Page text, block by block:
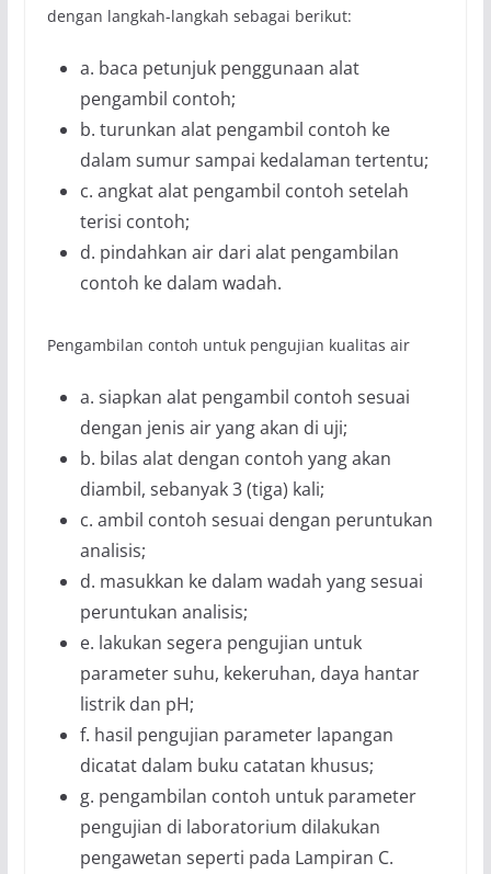
dengan langkah-langkah sebagai berikut:
a. baca petunjuk penggunaan alat
pengambil contoh;
b. turunkan alat pengambil contoh ke
dalam sumur sampai kedalaman tertentu;
c. angkat alat pengambil contoh setelah
terisi contoh;
d. pindahkan air dari alat pengambilan
contoh ke dalam wadah.
Pengambilan contoh untuk pengujian kualitas air
a. siapkan alat pengambil contoh sesuai
dengan jenis air yang akan di uji;
b. bilas alat dengan contoh yang akan
diambil, sebanyak 3 (tiga) kali;
c. ambil contoh sesuai dengan peruntukan
analisis;
d. masukkan ke dalam wadah yang sesuai
peruntukan analisis;
e. lakukan segera pengujian untuk
parameter suhu, kekeruhan, daya hantar
listrik dan pH;
f. hasil pengujian parameter lapangan
dicatat dalam buku catatan khusus;
g. pengambilan contoh untuk parameter
pengujian di laboratorium dilakukan
pengawetan seperti pada Lampiran C.